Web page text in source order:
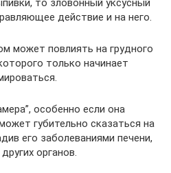
то зловонный уксусный
действие и на него.
может повлиять на грудного
только начинает
особенно если она
губительно сказаться на
его заболеваниями печени,
органов.